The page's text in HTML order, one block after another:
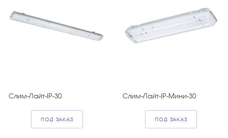
Слим-Лайт-IP-30
ПОД ЗАКАЗ
Слим-Лайт-IP-Мини-30
ПОД ЗАКАЗ